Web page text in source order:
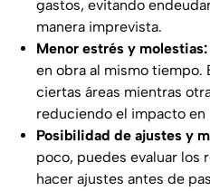
gastos, evitando
manera imprevista.
Menor estrés y molestias:
en obra al mismo
ciertas áreas mientras
reduciendo el impacto en
Posibilidad de ajustes y
poco, puedes evaluar los
hacer ajustes antes de